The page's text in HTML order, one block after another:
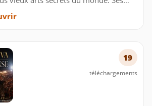
Les pouvoirs de la magie sont
19
téléchargements